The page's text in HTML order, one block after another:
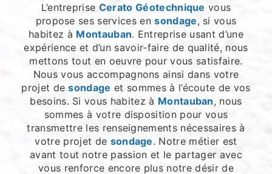
L’entreprise Cerato Géotechnique vous
propose ses services ensondage, si vous
habitez à Montauban. Entreprise usant d’une
expérience et d’un savoir-faire de qualité, nous
mettons tout en oeuvre pour vous satisfaire.
Nous vous accompagnons ainsi dans votre
projet desondage et sommes à l’écoute de vos
besoins. Si vous habitez à Montauban, nous
sommes à votre disposition pour vous
transmettre les renseignements nécessaires à
votre projet de sondage. Notre métier est
avant tout notre passion et le partager avec
vous renforce encore plus notre désir de